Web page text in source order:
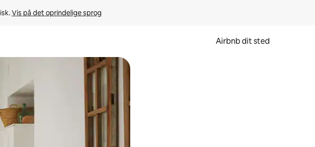
Vis på det oprindelige sprog
Airbnb dit sted